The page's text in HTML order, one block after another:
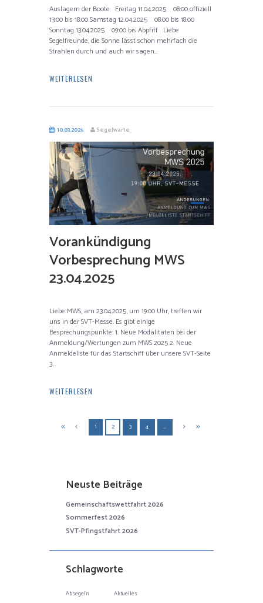
Auslagern der Boote Freitag 11.04.2025 08:00 offiziell
13:00 bis 18:00 Samstag 12.04.2025 08:00 bis 18:00
Sonntag 13.04.2025 09:00 bis Abpfiff Liebe
Segelfreunde, die Sonne lässt schon mehrfach die
Strahlen durch und auch wir sagen...
WEITERLESEN
10.03.2025 Segelwarte
Vorankündigung
Vorbesprechung MWS
23.04.2025
Liebe MWS, am 23.04.2025, um 19:00 Uhr, treffen wir
uns in der SVT-Messe. Es gibt einige
Besprechungspunkte: 1. Neue Modalitäten bei der
Anmeldung/Wertungen zum MWS 2025 2. Neue
Anmeldeliste für das Startschiff über unsere SVT-Seite
3...
WEITERLESEN
1 2 3 4 …
Neuste Beiträge
Gemeinschaftswettfahrt 2026
Sommerfest 2026
SVT-Pfingstfahrt 2026
Schlagworte
Absegeln Aktuelles